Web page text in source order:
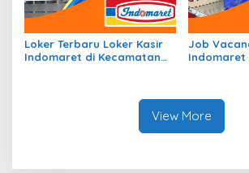
Loker Terbaru Loker Kasir
Indomaret di Kecamatan
Job
Indomaret
View More